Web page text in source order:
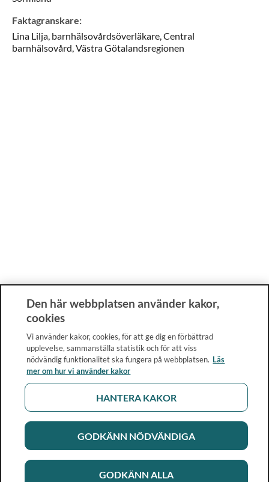
Faktagranskare:
Lina Lilja, barnhälsovårdsöverläkare,Central
barnhälsovård,Västra Götalandsregionen
Den här webbplatsen använder kakor,
cookies
Vi använder kakor, cookies, för att ge dig en förbättrad
upplevelse, sammanställa statistik och för att viss
nödvändig funktionalitet ska fungera på webbplatsen. Läs
mer om hur vi använder kakor
HANTERA KAKOR
GODKÄNN NÖDVÄNDIGA
GODKÄNN ALLA